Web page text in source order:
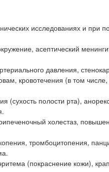
исследованиях и при
асептический
давления,
кровотечения (в том числе,
(сухость полости рта),
холестаз,
тромбоцитопения,
(покраснение кожи),